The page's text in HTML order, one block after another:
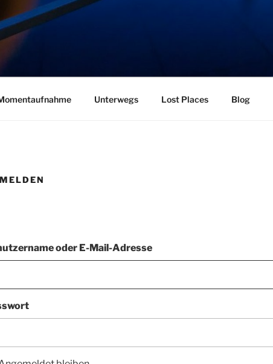
Unterwegs Lost Places Blog
oder E-Mail-Adresse